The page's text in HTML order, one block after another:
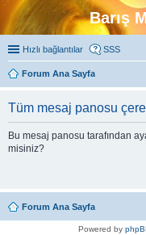
Barış
Hızlı bağlantılar SSS
Forum Ana Sayfa
Tüm mesaj panosu
Bu mesaj panosu tarafından
misiniz?
Forum Ana Sayfa
Powered by